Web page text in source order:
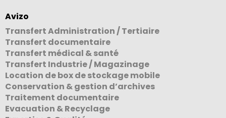
Avizo
Transfert Administration / Tertiaire
Transfert documentaire
Transfert médical & santé
Transfert Industrie / Magazinage
Location de box de stockage mobile
Conservation & gestion d’archives
Traitement documentaire
Evacuation & Recyclage